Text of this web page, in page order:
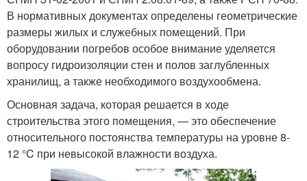
В нормативных документах определены геометрические
размеры жилых и служебных помещений. При
оборудовании погребов особое внимание уделяется
вопросу гидроизоляции стен и полов заглубленных
хранилищ, а также необходимого воздухообмена.
Основная задача, которая решается в ходе
строительства этого помещения, — это обеспечение
относительного постоянства температуры на уровне 8-
12 °C при невысокой влажности воздуха.